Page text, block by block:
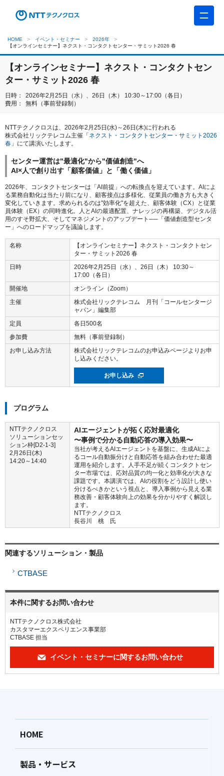
HOME イベント・セミナー
2026年
【オンラインセミナー】ネクスト・コンタクトセンター・サミット2026 春
【オンラインセミナー】ネクスト・コンタクトセン
ター・サミット2026 春
日時：
2026年2月25日（水）、26日（木） 10:30～17:00（各日）
費用：
無料（事前登録制）
NTTテクノクロスは、2026年2月25日(水)～26日(木)に行われる
株式会社リックテレコム主催「 ネクスト・コンタクトセンター・サミット2026
春 」にて講演いたします。
センター運営は"最適化"から"価値創造"へ
AI×人で創り出す「顧客価値」と「働く価値」
2026年、コンタクトセンターは「AI前提」への転換点を迎えています。AIによ
る業務自動化は当たり前になり、顧客接点は多様化、従業員の働き方も大きく
変化していきます。求められるのは"効率化"を超えた、顧客体験（CX）と従業
員体験（EX）の同時進化。人とAIの最適配置、ナレッジの再構築、デジタル活
用のすそ野拡大、そしてマネジメントのアップデート──「価値創造型センタ
ー」へのロードマップを議論します。
名称
【オンラインセミナー】ネクスト・コンタクトセン
ター・サミット2026 春
日時
2026年2月25日（水）、26日（木） 10:30～
17:00（各日）
開催地
オンライン（Zoom）
主催
株式会社リックテレコム 月刊「コールセンタージ
ャパン」編集部
定員
各日500名
参加費
無料（事前登録制）
お申し込み方法
株式会社リックテレコムのお申込みページよりお申
し込みください。
お申し込み
プログラム
NTTテクノクロス
ソリューションセッ
ション枠[D2-1-3]
2月26日(木)
14:20～14:40
AIエージェントが拓く応対最適化
〜事例で分かる自動応答の導入効果〜
当社が考えるAIエージェントを基盤に、生成AIによ
るコール自動振分けと自動応答を組み合わせた最適
運用を紹介します。人手不足が続くコンタクトセン
ター市場では、応対品質の均一化と効率化が大きな
課題です。本講演では、AIの役割をどう設計し使い
分けるべきかという視点と、導入事例から見える業
務改善・顧客体験向上の効果を分かりやすく解説し
ます。
NTTテクノクロス
長谷川 桃 氏
関連するソリューション・製品
CTBASE
本件に関するお問い合わせ
NTTテクノクロス株式会社
カスタマーエクスペリエンス事業部
CTBASE 担当
イベント・セミナーに関するお問い合わせ
HOME
製品・サービス